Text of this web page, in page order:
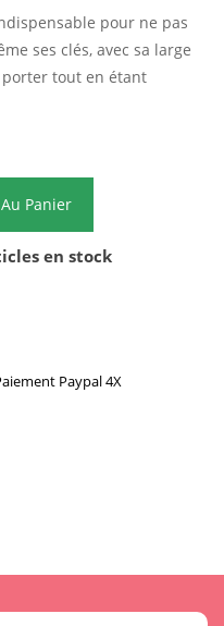
pour ne pas
ses clés, avec sa large
tout en étant
Panier
en stock
Paypal 4X